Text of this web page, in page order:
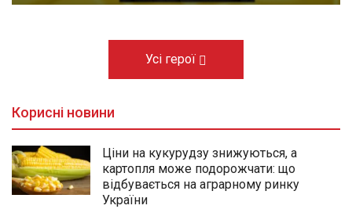
Усі герої
Корисні новини
Ціни на кукурудзу знижуються, а
картопля може подорожчати: що
відбувається на аграрному ринку
України